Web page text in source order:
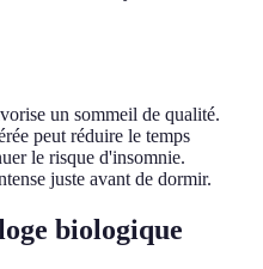
un sommeil de qualité.
peut réduire le temps
le risque d'insomnie.
juste avant de dormir.
biologique